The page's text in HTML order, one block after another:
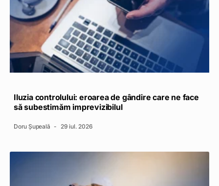
Iluzia controlului: eroarea de gândire care ne face
să subestimăm imprevizibilul
Doru Șupeală 29 iul. 2026